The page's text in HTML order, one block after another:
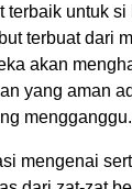
untuk
terbuat dari
akan
yang aman
mengganggu.
mengenai